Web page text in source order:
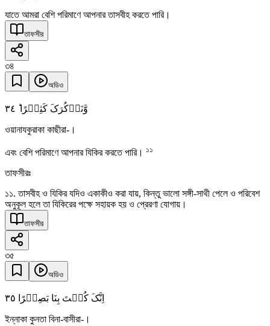
যাতে আমরা বেশি পরিমাণে আপনার তাসবীহ করতে পারি।
তাফসীর
৩৪
অডিও
وَّنَذۡکُرَکَ کَثِیۡرًا ؕ ٣٤
ওয়ানাযকুরাকা কাছীরা-।
এবং বেশি পরিমাণে আপনার যিকির করতে পারি। ১১
তাফসীরঃ
১১. তাসবীহ ও যিকির যদিও একাকীও করা যায়, কিন্তু ভালো সঙ্গী-সাথী পেলে ও পরিবেশ
অনুকূল হলে তা যিকিরের পক্ষে সহায়ক হয় ও প্রেরণা যোগায়।
তাফসীর
৩৫
অডিও
اِنَّکَ کُنۡتَ بِنَا بَصِیۡرًا ٣٥
ইন্নাকা কুনতা বিনা-বাসীরা-।